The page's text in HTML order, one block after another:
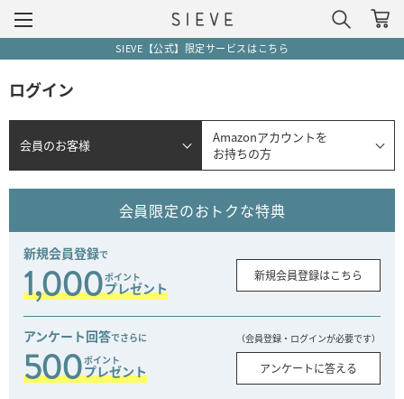
SIEVE【公式】限定サービスはこちら
ログイン
会員のお客様
Amazonアカウントを
お持ちの方
会員限定のおトクな特典
新規会員登録で
1,000ポイント
プレゼント
新規会員登録はこちら
アンケート回答でさらに
500ポイント
プレゼント
（会員登録・ログインが必要です）
アンケートに答える